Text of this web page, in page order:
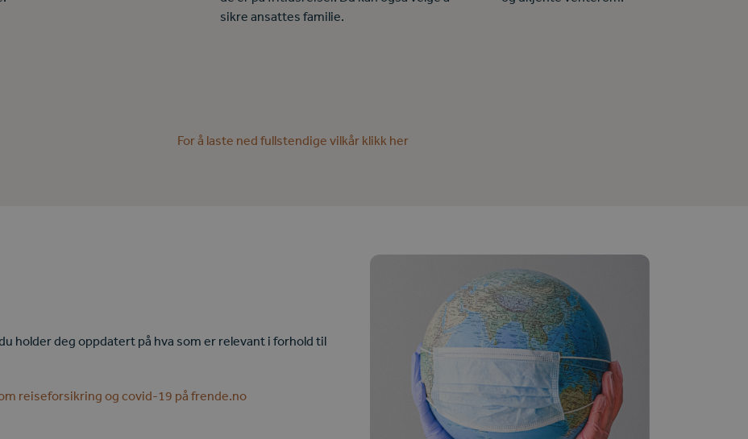
sikre ansattes familie.
For å laste ned fullstendige vilkår klikk her
holder deg oppdatert på hva som er relevant i forhold til
reiseforsikring og covid-19 på frende.no